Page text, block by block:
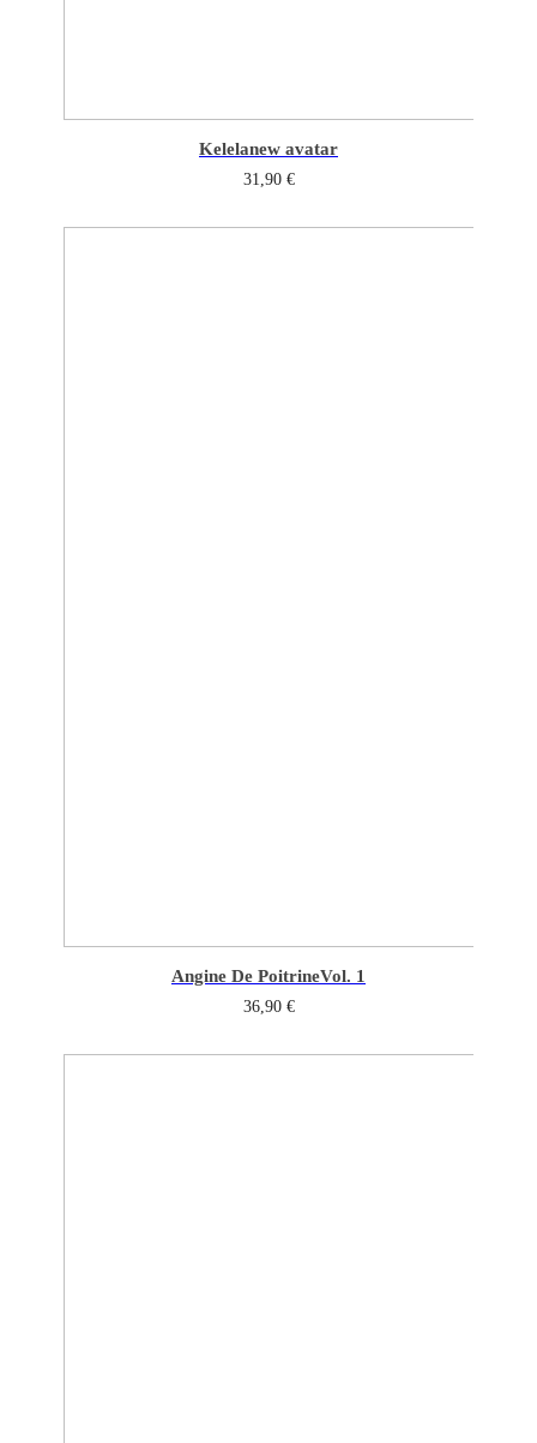
Kelelanew avatar
31,90 €
Angine De PoitrineVol. 1
36,90 €